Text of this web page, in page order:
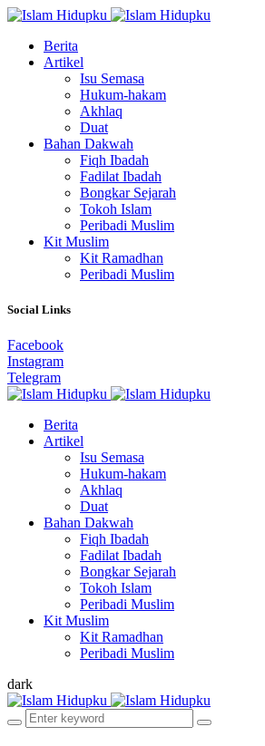
Berita
Artikel
Isu Semasa
Hukum-hakam
Akhlaq
Duat
Bahan Dakwah
Fiqh Ibadah
Fadilat Ibadah
Bongkar Sejarah
Tokoh Islam
Peribadi Muslim
Kit Muslim
Kit Ramadhan
Peribadi Muslim
Social Links
Facebook
Instagram
Telegram
Berita
Artikel
Isu Semasa
Hukum-hakam
Akhlaq
Duat
Bahan Dakwah
Fiqh Ibadah
Fadilat Ibadah
Bongkar Sejarah
Tokoh Islam
Peribadi Muslim
Kit Muslim
Kit Ramadhan
Peribadi Muslim
dark